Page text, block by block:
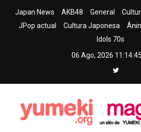
Japan News AKB48 General
JPop actual
Cultura Japonesa
Idols 70s
06 Ago, 2026